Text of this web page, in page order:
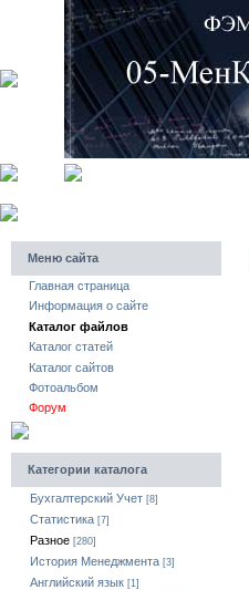
Меню сайта
Главная страница
Информация о сайте
Каталог файлов
Каталог статей
Каталог сайтов
Фотоальбом
Форум
Категории каталога
Бухгалтерский Учет [8]
Статистика [7]
Разное [280]
История Менеджмента [3]
Английский язык [1]